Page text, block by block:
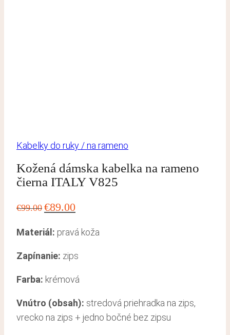
Kabelky do ruky / na rameno
Kožená dámska kabelka na rameno
čierna ITALY V825
€99.00 Pôvodná
bola:
€89.00Aktuálna
je:
Materiál: pravá koža
Zapínanie: zips
Farba: krémová
Vnútro (obsah): stredová priehradka na zips,
vrecko na zips + jedno bočné bez zipsu